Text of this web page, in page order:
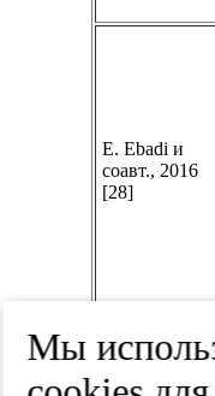
E. Ebadi и
соавт., 2016
[28]
Мы